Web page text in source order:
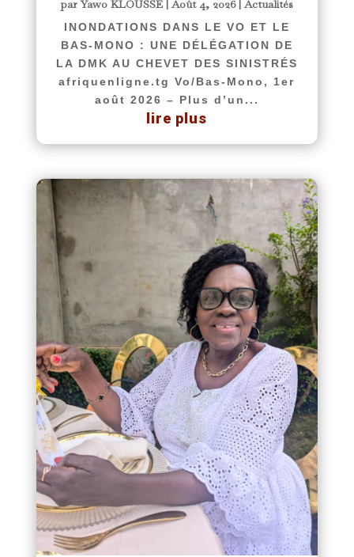
parYawo KLOUSSE |Août 4, 2026|Actualités
INONDATIONS DANS LE VO ET LE
BAS-MONO : UNE DÉLÉGATION DE
LA DMK AU CHEVET DES SINISTRÉS
afriquenligne.tg Vo/Bas-Mono, 1er
août 2026 – Plus d’un...
lire plus